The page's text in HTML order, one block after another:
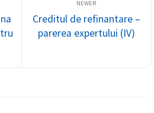
Creditul de refinantare –
parerea expertului (IV)